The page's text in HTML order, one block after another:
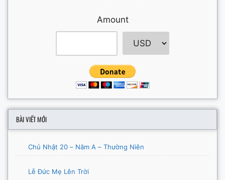
Amount
BÀI VIẾT MỚI
Chủ Nhật 20 – Năm A – Thường Niên
Lễ Đức Mẹ Lên Trời